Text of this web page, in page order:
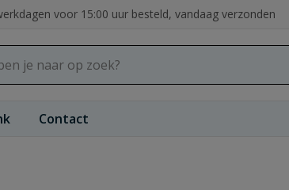
voor 15:00 uur besteld, vandaag verzonden
Contact